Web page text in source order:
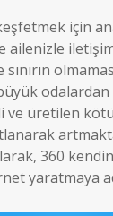
için
ailenizle
sınırın
odalardan
ve üretilen kötü
360
yaratmaya